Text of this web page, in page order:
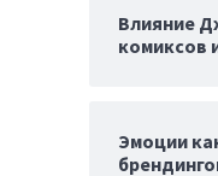
Влияние
комиксов
Эмоции